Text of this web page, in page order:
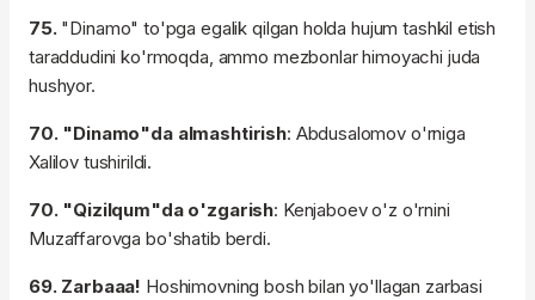
75."Dinamo" to'pga egalik qilgan holda hujum tashkil etish
taraddudini ko'rmoqda, ammo mezbonlar himoyachi juda
hushyor.
70. "Dinamo"da almashtirish: Abdusalomov o'rniga
Xalilov tushirildi.
70. "Qizilqum"da o'zgarish: Kenjaboev o'z o'rnini
Muzaffarovga bo'shatib berdi.
69. Zarbaaa! Hoshimovning bosh bilan yo'llagan zarbasi